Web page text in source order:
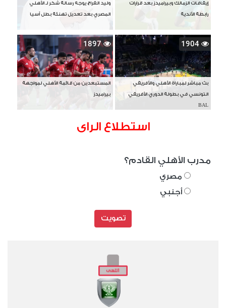
إيقافات الزمالك وبيراميدز بعد قرارات
رابطة الأندية
وليد الفراج يوجه رسالة شكر لـ الأهلي
المصري بعد تعديل تهنئة بطل آسيا
1904
بث مباشر لمباراة الأهلي والأفريقي
التونسي في بطولة الدوري الأفريقي
BAL
1897
المستبعدين من قائمة الأهلي لمواجهة
بيراميدز
استطلاع الراى
مدرب الأهلي القادم؟
مصري
أجنبي
تصويت